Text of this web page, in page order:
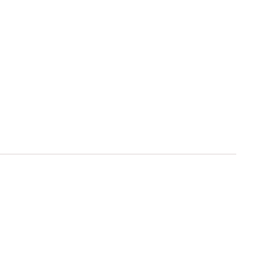
rozměry: 40,5×26,5×42,5 cm, horní plocha stolku: